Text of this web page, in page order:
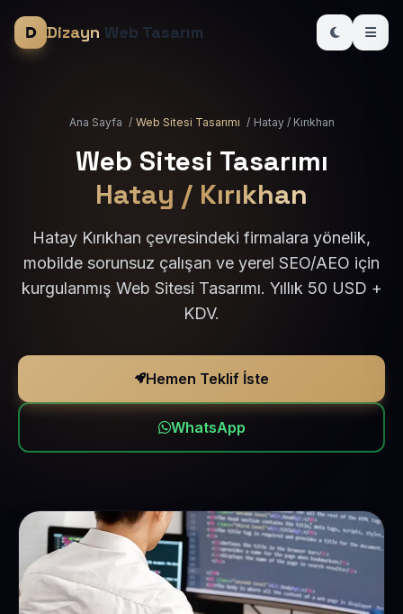
Dizayn Web Tasarım
Ana Sayfa / Web Sitesi Tasarımı / Hatay / Kırıkhan
Web Sitesi Tasarımı
Hatay / Kırıkhan
Hatay Kırıkhan çevresindeki firmalara yönelik,
mobilde sorunsuz çalışan ve yerel SEO/AEO için
kurgulanmış Web Sitesi Tasarımı. Yıllık 50 USD +
KDV.
Hemen Teklif İste
WhatsApp